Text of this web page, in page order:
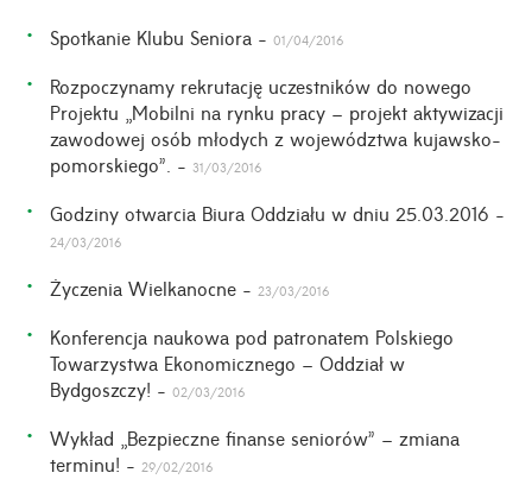
Spotkanie Klubu Seniora -01/04/2016
Rozpoczynamy rekrutację uczestników do nowego
Projektu „Mobilni na rynku pracy – projekt aktywizacji
zawodowej osób młodych z województwa kujawsko-
pomorskiego”. - 31/03/2016
Godziny otwarcia Biura Oddziału w dniu 25.03.2016 -
24/03/2016
Życzenia Wielkanocne - 23/03/2016
Konferencja naukowa pod patronatem Polskiego
Towarzystwa Ekonomicznego – Oddział w
Bydgoszczy! -02/03/2016
Wykład „Bezpieczne finanse seniorów” – zmiana
terminu! - 29/02/2016